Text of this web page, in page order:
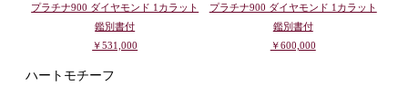
プラチナ900 ダイヤモンド 1カラット
鑑別書付
￥531,000
プラチナ900 ダイヤモンド 1カラット
鑑別書付
￥600,000
ハートモチーフ